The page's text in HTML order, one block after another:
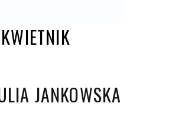
KWIETNIK
JANKOWSKA